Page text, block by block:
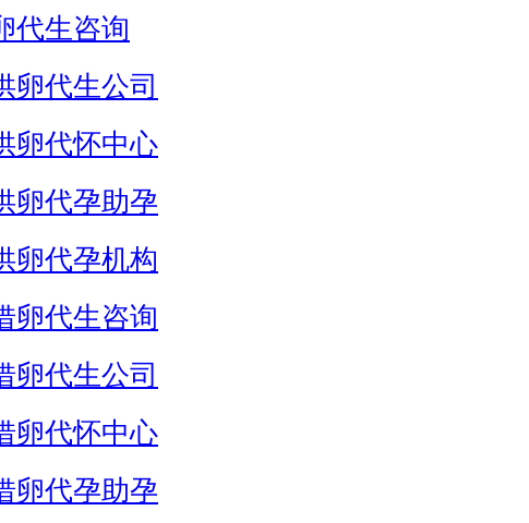
代生咨询
卵代生公司
卵代怀中心
卵代孕助孕
卵代孕机构
卵代生咨询
卵代生公司
卵代怀中心
卵代孕助孕